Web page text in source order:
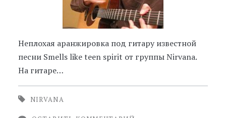
Неплохая аранжировка под гитару известной
песни Smells like teen spirit от группы Nirvana.
На гитаре…
NIRVANA